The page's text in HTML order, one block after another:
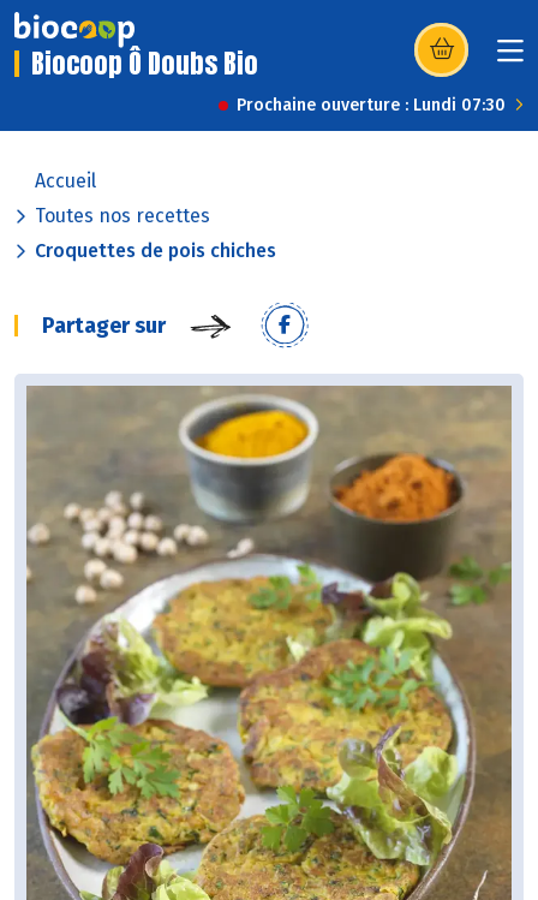
Biocoop Ô Doubs Bio (s’ouvre dans
Prochaine ouverture : Lundi 07:30
Accueil
Toutes nos recettes
Croquettes de pois chiches
Partager sur